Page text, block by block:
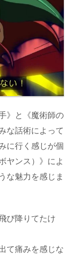
》と《魔術師の
な話術によって
に行く感じが個
ヤンス）》によ
な魅力を感じま
び降りてたけ
て痛みを感じな